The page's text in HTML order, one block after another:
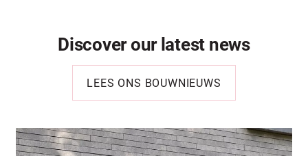
Discover our latest news
LEES ONS BOUWNIEUWS